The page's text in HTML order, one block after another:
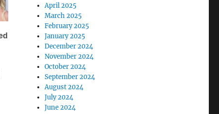
April 2025
March 2025
February 2025
January 2025
December 2024
November 2024
October 2024
September 2024
August 2024
July 2024
June 2024